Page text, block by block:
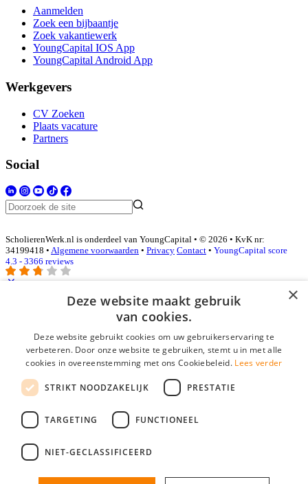
Aanmelden
Zoek een bijbaantje
Zoek vakantiewerk
YoungCapital IOS App
YoungCapital Android App
Werkgevers
CV Zoeken
Plaats vacature
Partners
Social
ScholierenWerk.nl is onderdeel van YoungCapital • © 2026 • KvK nr:
34199418 • Algemene voorwaarden • Privacy Contact • YoungCapital score
4.3 - 3366 reviews
Inloggen als bedrijf
E-mail*
Wachtwoord
login gegevens onthouden
login
Bedrijf aanmelden
×
Deze website maakt gebruik
van cookies.
Deze website gebruikt cookies om uw gebruikerservaring te
verbeteren. Door onze website te gebruiken, stemt u in met alle
cookies in overeenstemming met ons Cookiebeleid. Lees verder
STRIKT NOODZAKELIJK PRESTATIE
TARGETING FUNCTIONEEL
NIET-GECLASSIFICEERD